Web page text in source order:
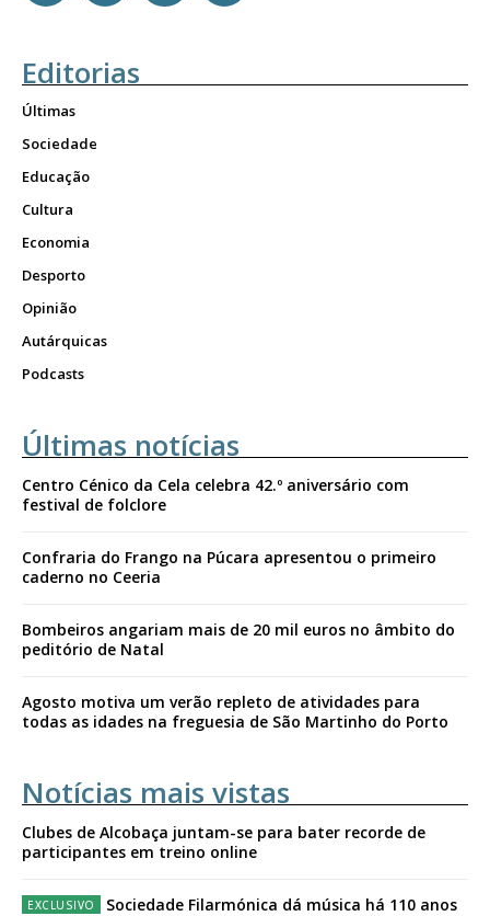
Editorias
Últimas
Sociedade
Educação
Cultura
Economia
Desporto
Opinião
Autárquicas
Podcasts
Últimas notícias
Centro Cénico da Cela celebra 42.º aniversário com
festival de folclore
Confraria do Frango na Púcara apresentou o primeiro
caderno no Ceeria
Bombeiros angariam mais de 20 mil euros no âmbito do
peditório de Natal
Agosto motiva um verão repleto de atividades para
todas as idades na freguesia de São Martinho do Porto
Notícias mais vistas
Clubes de Alcobaça juntam-se para bater recorde de
participantes em treino online
Sociedade Filarmónica dá música há 110 anos